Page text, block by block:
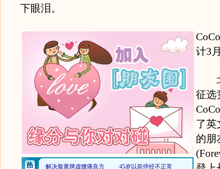
下眼泪。
计3
北
征选
了英
的朋